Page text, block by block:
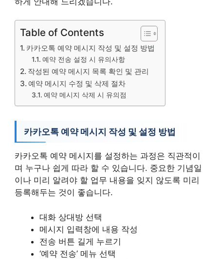
Table of Contents
카카오톡 예약 메시지 작성 및 설정 방법
예약 전송 설정 시 유의사항
작성된 예약 메시지 목록 확인 및 관리
예약 메시지 수정 및 삭제 절차
예약 메시지 삭제 시 유의점
카카오톡 예약 메시지 작성 및 설정 방법
카카오톡 예약 메시지를 설정하는 과정은 직관적이
며 누구나 쉽게 따라 할 수 있습니다. 중요한 기념일
이나 미리 알려야 할 업무 내용을 잊지 않도록 미리
등록해두는 것이 좋습니다.
대화 상대방 선택
메시지 입력창에 내용 작성
전송 버튼 길게 누르기
‘예약 전송’ 메뉴 선택